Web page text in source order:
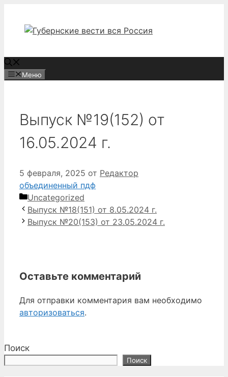
содержимому
Меню
Выпуск №19(152) от
16.05.2024 г.
5 февраля, 2025 от Редактор
объединенный пдф
Рубрики
Uncategorized
Выпуск №18(151) от 8.05.2024 г.
Выпуск №20(153) от 23.05.2024 г.
Оставьте комментарий
Для отправки комментария вам необходимо
авторизоваться.
Поиск
Поиск